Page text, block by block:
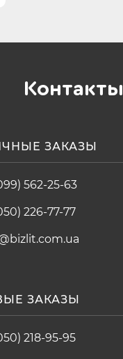
Контакты
ЗАКАЗЫ
562-25-63
226-77-77
ЗАКАЗЫ
218-95-95